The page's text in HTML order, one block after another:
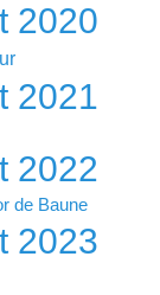
2020
2021
2022
de Baune
2023